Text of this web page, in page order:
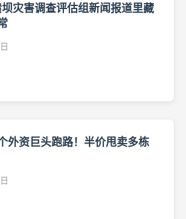
坝灾害调查评估组新闻报道里藏
外资巨头跑路！半价甩卖多栋